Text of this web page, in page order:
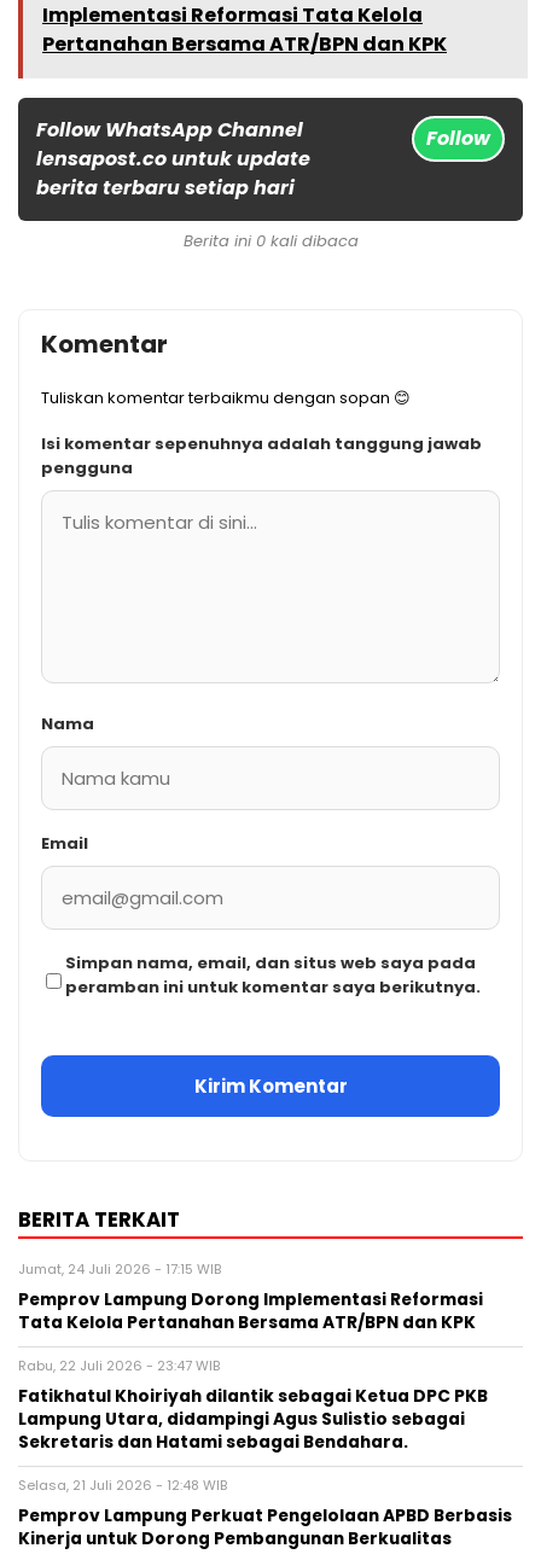
Implementasi Reformasi Tata Kelola
Pertanahan Bersama ATR/BPN dan KPK
Follow WhatsApp Channel
lensapost.co untuk update
berita terbaru setiap hari
Follow
Berita ini 0 kali dibaca
Komentar
Tuliskan komentar terbaikmu dengan sopan 😊
Isi komentar sepenuhnya adalah tanggung jawab
pengguna
Nama
Email
Simpan nama, email, dan situs web saya pada
peramban ini untuk komentar saya berikutnya.
BERITA TERKAIT
Jumat, 24 Juli 2026 - 17:15 WIB
Pemprov Lampung Dorong Implementasi Reformasi
Tata Kelola Pertanahan Bersama ATR/BPN dan KPK
Rabu, 22 Juli 2026 - 23:47 WIB
Fatikhatul Khoiriyah dilantik sebagai Ketua DPC PKB
Lampung Utara, didampingi Agus Sulistio sebagai
Sekretaris dan Hatami sebagai Bendahara.
Selasa, 21 Juli 2026 - 12:48 WIB
Pemprov Lampung Perkuat Pengelolaan APBD Berbasis
Kinerja untuk Dorong Pembangunan Berkualitas